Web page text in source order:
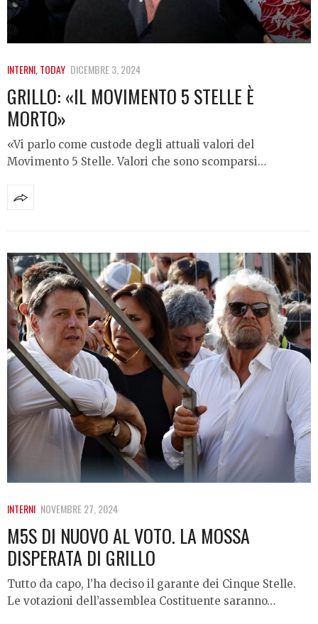
INTERNI,TODAY DICEMBRE 3, 2024
GRILLO: «IL MOVIMENTO 5 STELLE È
MORTO»
«Vi parlo come custode degli attuali valori del
Movimento 5 Stelle. Valori che sono scomparsi…
INTERNI NOVEMBRE 27, 2024
M5S DI NUOVO AL VOTO. LA MOSSA
DISPERATA DI GRILLO
Tutto da capo, l’ha deciso il garante dei Cinque Stelle.
Le votazioni dell’assemblea Costituente saranno…